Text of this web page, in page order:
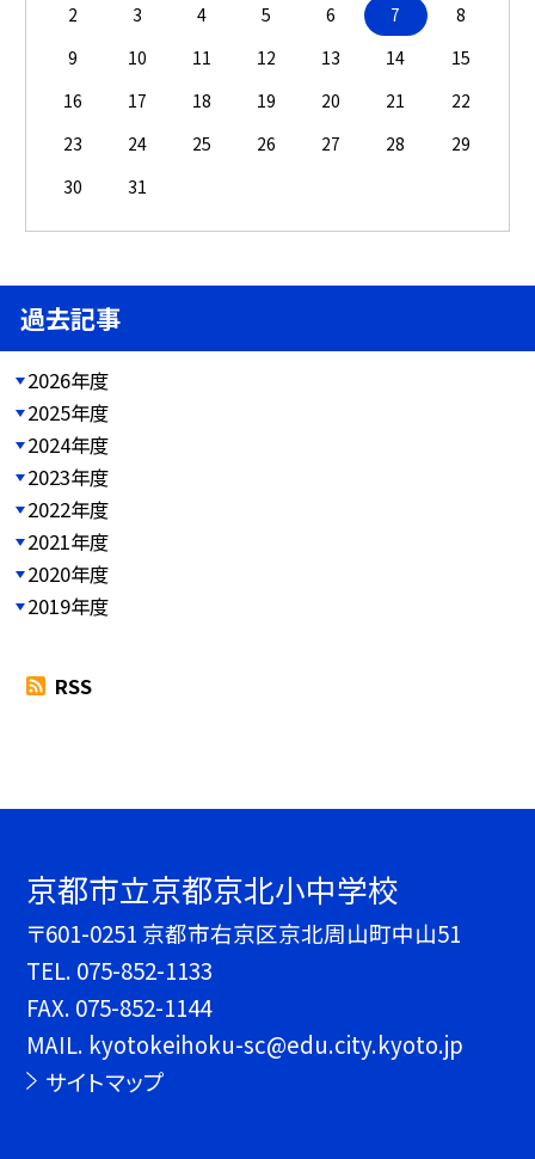
2
3 4 5 6 7
8
9
10 11 12 13 14
15
16
17 18 19 20 21
22
23
24 25 26 27 28
29
30
31
過去記事
2026年度
2025年度
2024年度
2023年度
2022年度
2021年度
2020年度
2019年度
RSS
京都市立京都京北小中学校
〒601-0251 京都市右京区京北周山町中山51
TEL. 075-852-1133
FAX. 075-852-1144
MAIL. kyotokeihoku-sc@edu.city.kyoto.jp
サイトマップ